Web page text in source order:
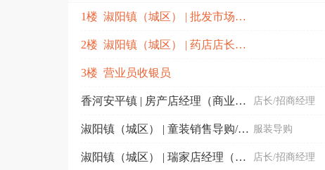
1楼 淑阳镇（城区） | 批发市场招店员
2楼 淑阳镇（城区） | 药店店长，店员/销售（有五险）要有药店工作经验的
3楼 营业员收银员
香河安平镇 | 房产店经理（商业险 社保 带薪年假） 店长/招商经理
淑阳镇（城区） | 童装销售导购/母婴顾问（有五险，节日福利，公休，年假... 服装导购
淑阳镇（城区） | 瑞家店经理（社保） 店长/招商经理